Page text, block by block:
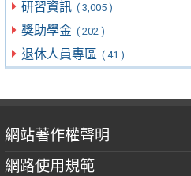
研習資訊 ( 3,005 )
獎助學金 ( 202 )
退休人員專區 ( 41 )
網站著作權聲明
網路使用規範